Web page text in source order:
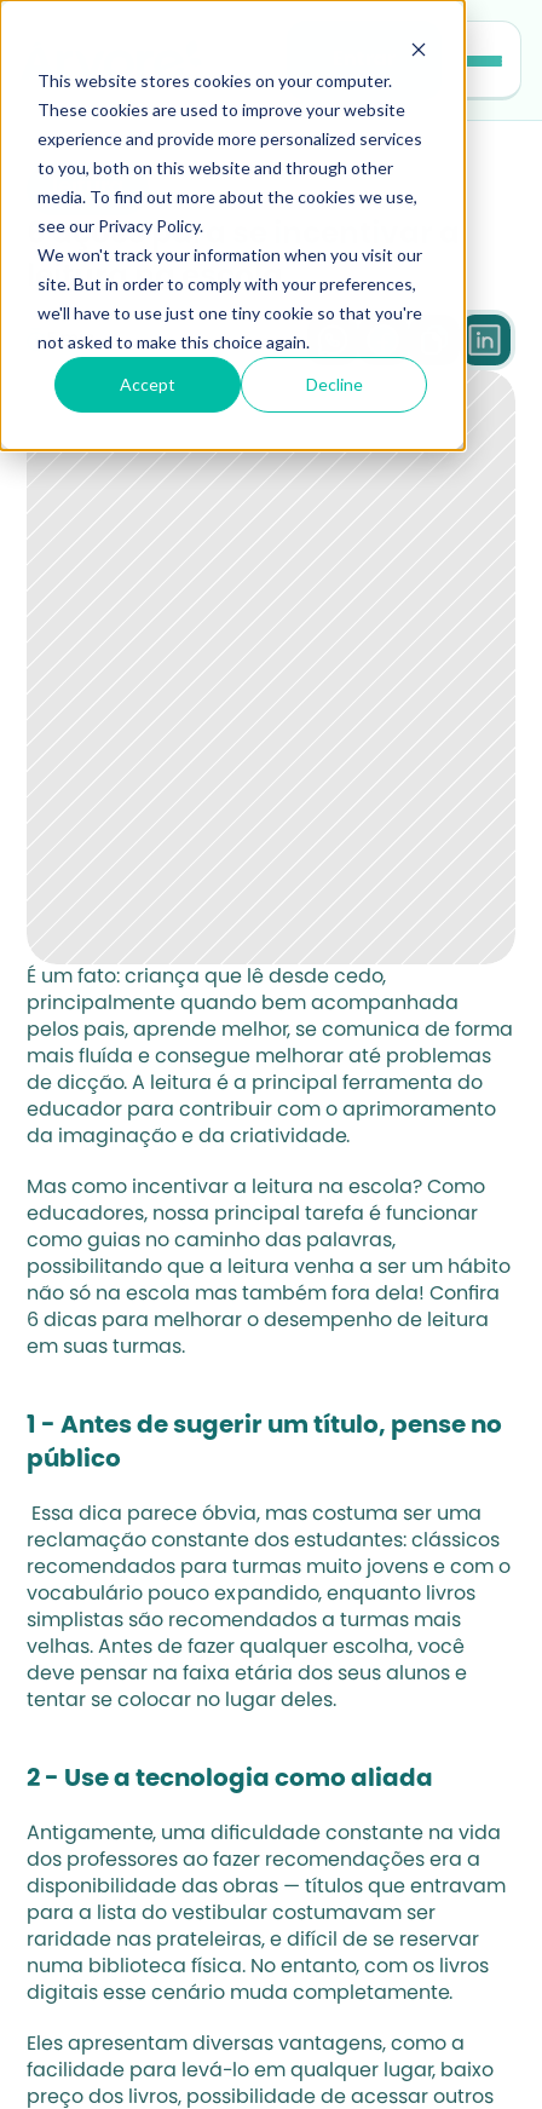
This website stores cookies on your computer.
These cookies are used to improve your website
experience and provide more personalized services
to you, both on this website and through other
media. To find out more about the cookies we use,
see our Privacy Policy.
We won't track your information when you visit our
site. But in order to comply with your preferences,
we'll have to use just one tiny cookie so that you're
not asked to make this choice again.
Accept Decline
leitura
6 ações para se incentivar a
leitura na escola
5 min
É um fato: criança que lê desde cedo,
principalmente quando bem acompanhada
pelos pais, aprende melhor, se comunica de forma
mais fluída e consegue melhorar até problemas
de dicção. A leitura é a principal ferramenta do
educador para contribuir com o aprimoramento
da imaginação e da criatividade.
Mas como incentivar a leitura na escola? Como
educadores, nossa principal tarefa é funcionar
como guias no caminho das palavras,
possibilitando que a leitura venha a ser um hábito
não só na escola mas também fora dela! Confira
6 dicas para melhorar o desempenho de leitura
em suas turmas.
1 - Antes de sugerir um título, pense no
público
reclamação constante dos estudantes: clássicos
recomendados para turmas muito jovens e com o
vocabulário pouco expandido, enquanto livros
simplistas são recomendados a turmas mais
velhas. Antes de fazer qualquer escolha, você
deve pensar na faixa etária dos seus alunos e
tentar se colocar no lugar deles.
2 - Use a tecnologia como aliada
Antigamente, uma dificuldade constante na vida
dos professores ao fazer recomendações era a
disponibilidade das obras — títulos que entravam
para a lista do vestibular costumavam ser
raridade nas prateleiras, e difícil de se reservar
numa biblioteca física. No entanto, com os livros
digitais esse cenário muda completamente.
Eles apresentam diversas vantagens, como a
facilidade para levá-lo em qualquer lugar, baixo
preço dos livros, possibilidade de acessar outros